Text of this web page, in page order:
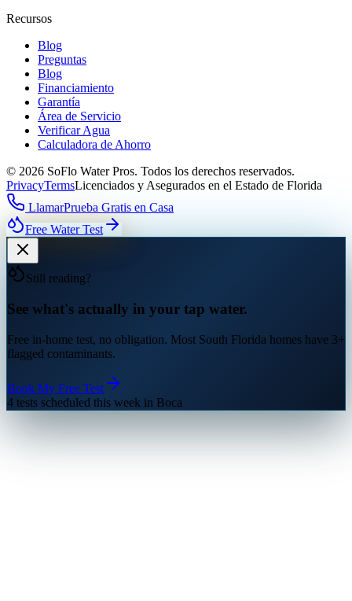
Recursos
Blog
Preguntas
Blog
Financiamiento
Garantía
Área de Servicio
Verificar Agua
Calculadora de Ahorro
© 2026 SoFlo Water Pros. Todos los derechos reservados.
PrivacyTermsLicenciados y Asegurados en el Estado de Florida
LlamarPrueba Gratis en Casa
Free Water Test
Still reading?
See what's actually in your tap water.
Free in-home test, no obligation. Most South Florida homes have 3+
flagged contaminants.
Book My Free Test
4 tests scheduled this week in Boca